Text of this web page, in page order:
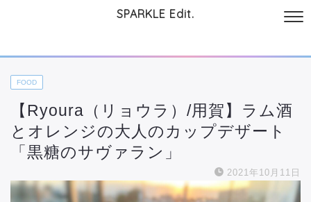
SPARKLE Edit.
FOOD
【Ryoura（リョウラ）/用賀】ラム酒
とオレンジの大人のカップデザート
「黒糖のサヴァラン」
2021年10月11日